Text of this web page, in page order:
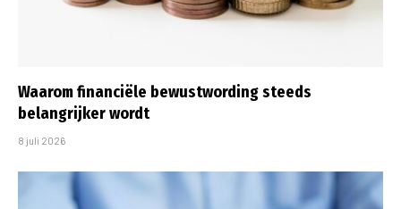
Waarom financiële bewustwording steeds
belangrijker wordt
8 juli 2026